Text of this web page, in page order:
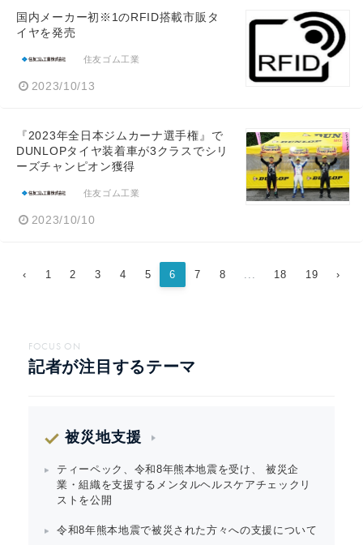
国内メーカー初※1のRFID搭載市販タ
イヤを発売
住友ゴム工業
2023/10/13
『2023年全日本ジムカーナ選手権』で
DUNLOPタイヤ装着車が3クラスでシリ
ーズチャンピオン獲得
住友ゴム工業
2023/10/10
‹ 1 2 3 4 5 6 7 8 ... 18 19 ›
FOCUS ON
記者が注目するテーマ
被災地支援
ティーペック、令和8年熊本地震を受け、 被災企
業・組織を支援するメンタルヘルスケアチェックリ
ストを公開
令和8年熊本地震で被災された方々への支援について